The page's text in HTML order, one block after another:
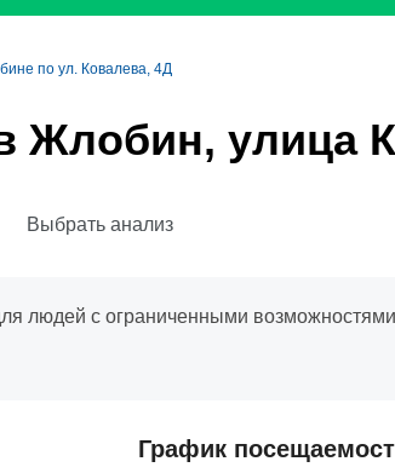
по ул. Ковалева, 4Д
Жлобин, улица
Выбрать анализ
людей с ограниченными возможностями
График